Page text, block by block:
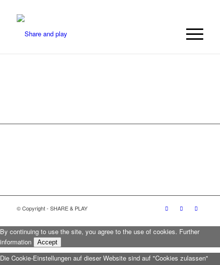
© Copyright - SHARE & PLAY
By continuing to use the site, you agree to the use of cookies. Further
information
Accept
Die Cookie-Einstellungen auf dieser Website sind auf "Cookies zulassen"